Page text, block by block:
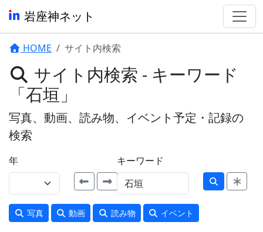
岩座神ネット
HOME サイト内検索
サイト内検索 - キーワード
「石垣」
写真、動画、読み物、イベント予定・記録の
検索
年 キーワード
写真 動画 読み物 イベント